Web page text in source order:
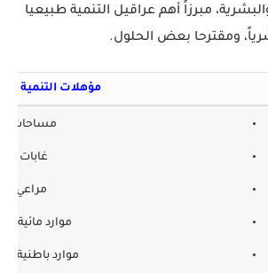
مبرزاً أهم عراقيل التنمية طبيعيا
ومقترحا بعض الحلول.
مؤهلات التنمية
مساحات
غابات (
مراعي
موارد مائية (
موارد باطنية (